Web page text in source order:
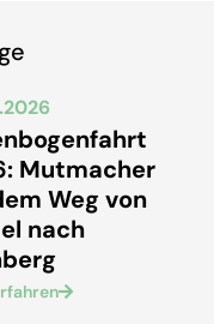
Mutmacher
Weg von
nach